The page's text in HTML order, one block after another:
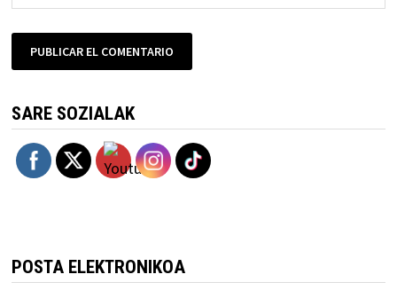
SARE SOZIALAK
POSTA ELEKTRONIKOA